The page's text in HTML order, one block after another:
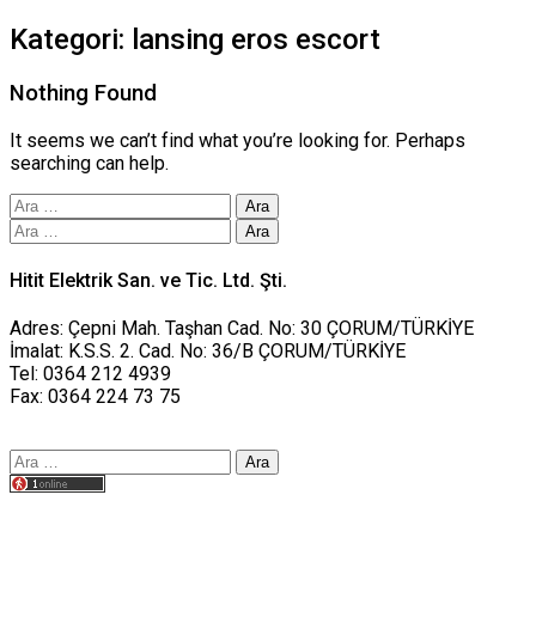
Kategori: lansing eros escort
Nothing Found
It seems we can’t find what you’re looking for. Perhaps
searching can help.
Arama:
Arama:
Hitit Elektrik San. ve Tic. Ltd. Şti.
Adres: Çepni Mah. Taşhan Cad. No: 30 ÇORUM/TÜRKİYE
İmalat: K.S.S. 2. Cad. No: 36/B ÇORUM/TÜRKİYE
Tel: 0364 212 4939
Fax: 0364 224 73 75
Arama: